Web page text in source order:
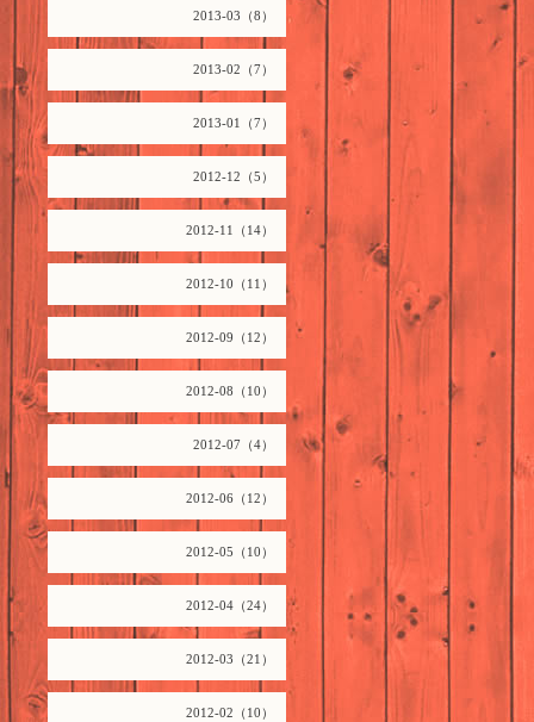
2013-03（8）
2013-02（7）
2013-01（7）
2012-12（5）
2012-11（14）
2012-10（11）
2012-09（12）
2012-08（10）
2012-07（4）
2012-06（12）
2012-05（10）
2012-04（24）
2012-03（21）
2012-02（10）